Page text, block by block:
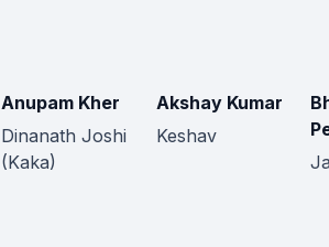
Anupam Kher
Dinanath Joshi
(Kaka)
Akshay Kumar
Keshav